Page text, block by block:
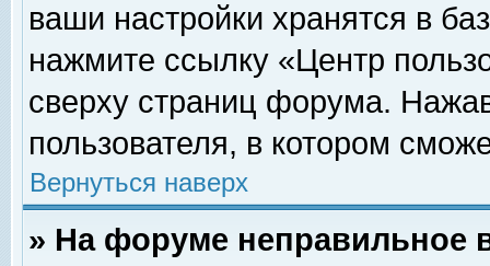
ваши настройки хранятся в
нажмите ссылку «Центр
сверху страниц форума.
пользователя, в котором
Вернуться наверх
» На форуме неправильное